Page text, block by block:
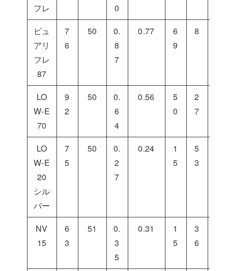
フレ
0
ピュ
アリ
フレ
87
7
6
50
0.
8
7
0.77
6
9
8
LO
W-E
70
9
2
50
0.
6
4
0.56
5
0
2
7
LO
W-E
20
シル
バー
7
5
50
0.
2
7
0.24
1
5
5
3
NV
15
6
3
51
0.
3
5
0.31
1
5
3
6